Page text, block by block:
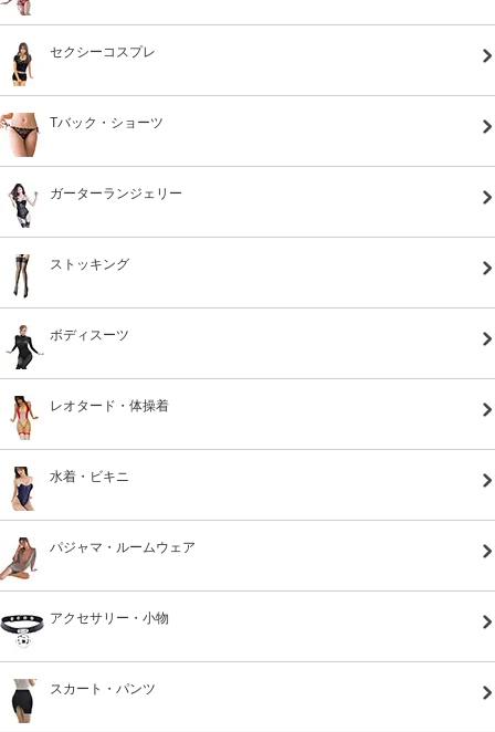
セクシーコスプレ
Tバック・ショーツ
ガーターランジェリー
ストッキング
ボディスーツ
レオタード・体操着
水着・ビキニ
パジャマ・ルームウェア
アクセサリー・小物
スカート・パンツ